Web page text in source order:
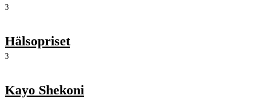
3
Hälsopriset
3
Kayo Shekoni